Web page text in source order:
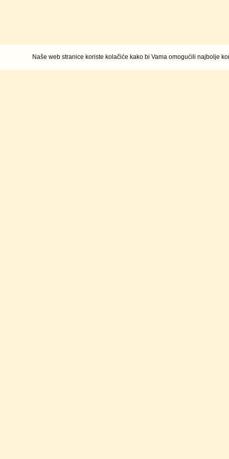
Naše web stranice koriste kolačiće kako bi Vama omogućili najbolje